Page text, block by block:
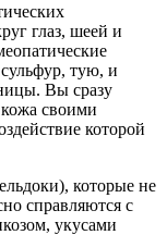
глаз, шеей и
тую, и
Вы сразу
своими
которой
которые не
справляются с
укусами